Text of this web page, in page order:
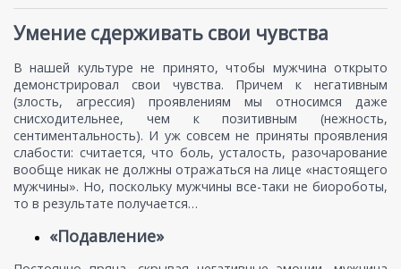
Умение сдерживать свои чувства
В нашей культуре не принято, чтобы мужчина открыто
демонстрировал свои чувства. Причем к негативным
(злость, агрессия) проявлениям мы относимся даже
снисходительнее, чем к позитивным (нежность,
сентиментальность). И уж совсем не приняты проявления
слабости: считается, что боль, усталость, разочарование
вообще никак не должны отражаться на лице «настоящего
мужчины». Но, поскольку мужчины все-таки не биороботы,
то в результате получается…
«Подавление»